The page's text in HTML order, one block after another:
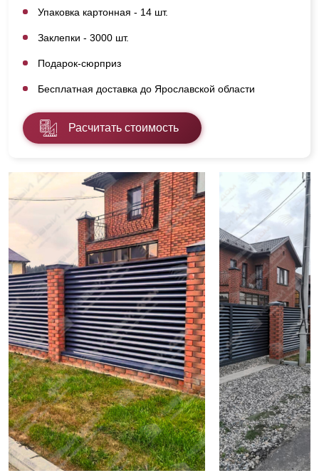
Упаковка картонная - 14 шт.
Заклепки - 3000 шт.
Подарок-сюрприз
Бесплатная доставка до Ярославской области
Расчитать стоимость